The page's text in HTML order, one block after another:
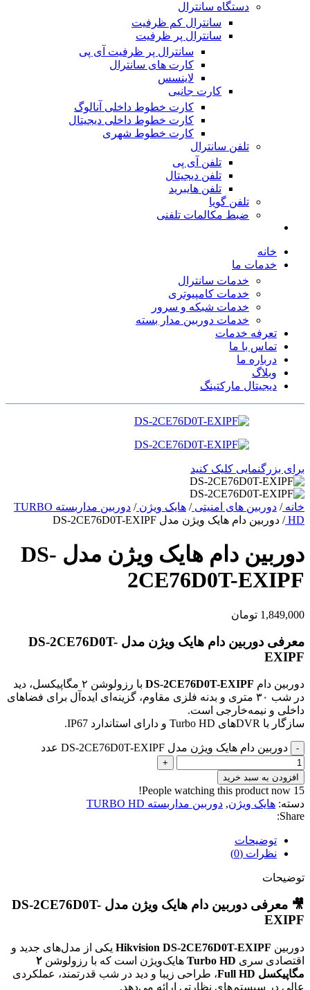
دستگاه سانترال
سانترال کم ظرفیت
سانترال پر ظرفیت
سانترال پر ظرفیت آی پی
کارت های سانترال
لاینسس
کارت جانبی
کارت خطوط داخلی آنالوگ
کارت خطوط داخلی دیجیتال
کارت خطوط شهری
تلفن سانترال
تلفن آی پی
تلفن دیجیتال
تلفن هایبرید
تلفن گویا
ضبط مکالمات تلفنی
خانه
خدمات ما
خدمات سانترال
خدمات کامپیوتری
خدمات شبکه و سرور
خدمات دوربین مدار بسته
تعرفه خدمات
تماس با ما
درباره ما
وبلاگ
دیجیتال مارکتینگ
برای بزرگنمایی کلیک کنید
خانه/ دوربین های امنیتی/ هایک ویژن/
دوربین مداربسته TURBO
HD
/ دوربین دام هایک ویژن مدل DS-2CE76D0T-EXIPF
دوربین دام هایک ویژن مدل DS-
2CE76D0T-EXIPF
1,849,000 تومان
معرفی دوربین دام هایک ویژن مدل DS-2CE76D0T-
EXIPF
دوربین دام DS-2CE76D0T-EXIPF
با رزولوشن ۲ مگاپیکسل، دید
در شب ۳۰ متری و بدنه فلزی مقاوم، گزینه‌ای ایده‌آل برای فضاهای
داخلی و نیمه‌خارجی است.
سازگار با DVRهای Turbo HD و دارای استاندارد IP67.
- دوربین دام هایک ویژن مدل DS-2CE76D0T-EXIPF عدد
+
افزودن به سبد خرید
15
People watching this product now!
دسته: هایک ویژن, دوربین مداربسته TURBO HD
Share:
توضیحات
نظرات (0)
توضیحات
🎥 معرفی دوربین دام هایک ویژن مدل DS-2CE76D0T-
EXIPF
دوربین Hikvision DS-2CE76D0T-EXIPF یکی از مدل‌های جدید و
اقتصادی سری Turbo HD هایک‌ویژن است که با رزولوشن ۲
مگاپیکسل Full HD
، طراحی زیبا و دید در شب قدرتمند، عملکردی
عالی در سیستم‌های نظارتی ارائه می‌دهد.